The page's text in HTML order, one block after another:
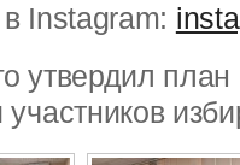
Instagram:
утвердил